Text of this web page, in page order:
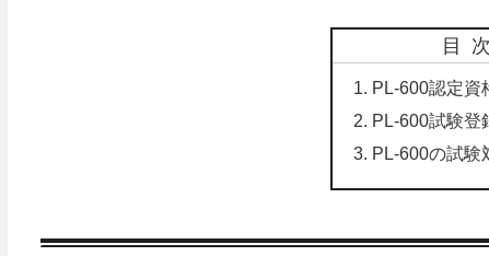
目次
PL-600認定資
PL-600試験登
PL-600の試験